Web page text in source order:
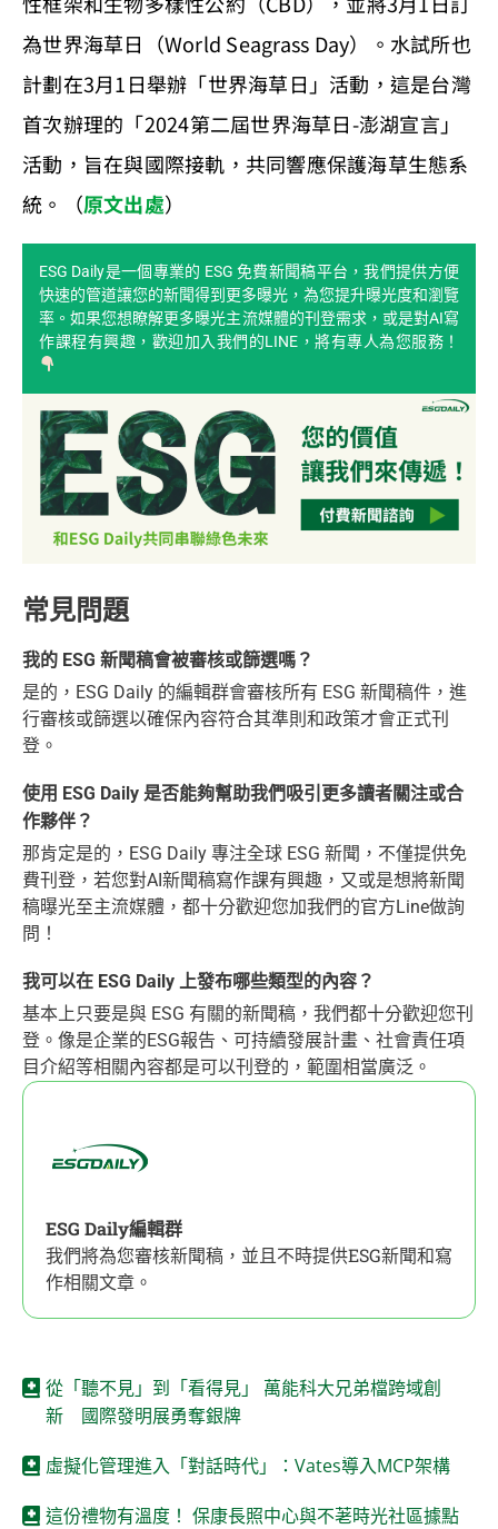
為世界海草日（World Seagrass Day）。水試所也
計劃在3月1日舉辦「世界海草日」活動，這是台灣
首次辦理的「2024第二屆世界海草日-澎湖宣言」
活動，旨在與國際接軌，共同響應保護海草生態系
統。（原文出處）
ESG Daily是一個專業的 ESG 免費新聞稿平台，我們提供方便
快速的管道讓您的新聞得到更多曝光，為您提升曝光度和瀏覽
率。如果您想瞭解更多曝光主流媒體的刊登需求，或是對AI寫
作課程有興趣，歡迎加入我們的LINE，將有專人為您服務！
常見問題
我的 ESG 新聞稿會被審核或篩選嗎？
是的，ESG Daily 的編輯群會審核所有 ESG 新聞稿件，進
行審核或篩選以確保內容符合其準則和政策才會正式刊
登。
使用 ESG Daily 是否能夠幫助我們吸引更多讀者關注或合
作夥伴？
那肯定是的，ESG Daily 專注全球 ESG 新聞，不僅提供免
費刊登，若您對AI新聞稿寫作課有興趣，又或是想將新聞
稿曝光至主流媒體，都十分歡迎您加我們的官方Line做詢
問！
我可以在 ESG Daily 上發布哪些類型的內容？
基本上只要是與 ESG 有關的新聞稿，我們都十分歡迎您刊
登。像是企業的ESG報告、可持續發展計畫、社會責任項
目介紹等相關內容都是可以刊登的，範圍相當廣泛。
ESG Daily編輯群
我們將為您審核新聞稿，並且不時提供ESG新聞和寫
作相關文章。
從「聽不見」到「看得見」 萬能科大兄弟檔跨域創
新 國際發明展勇奪銀牌
虛擬化管理進入「對話時代」：Vates導入MCP架構
這份禮物有溫度！ 保康長照中心與不荖時光社區據點